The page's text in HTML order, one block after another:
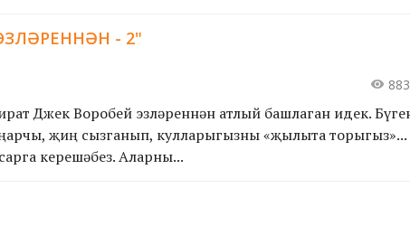
- 2"
883
Джек Воробей эзләреннән атлый башлаган идек.
җиң сызганып, кулларыгызны «җылыта торыгыз»...
керешәбез. Аларны...